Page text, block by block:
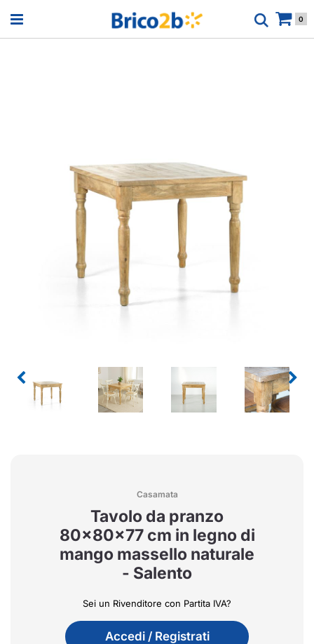
Open menu 0
Casamata
Tavolo da pranzo
80x80x77 cm in legno di
mango massello naturale
- Salento
Sei un Rivenditore con Partita IVA?
Accedi / Registrati